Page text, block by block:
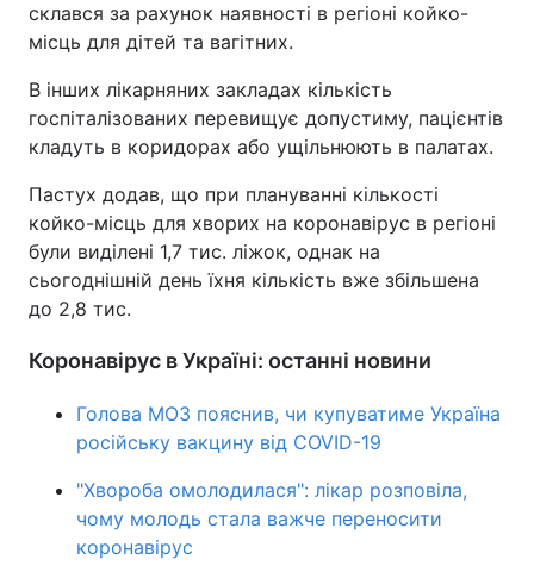
Тема оформлення
склався за рахунок наявності в регіоні койко-
місць для дітей та вагітних.
В інших лікарняних закладах кількість
госпіталізованих перевищує допустиму, пацієнтів
кладуть в коридорах або ущільнюють в палатах.
Пастух додав, що при плануванні кількості
койко-місць для хворих на коронавірус в регіоні
були виділені 1,7 тис. ліжок, однак на
сьогоднішній день їхня кількість вже збільшена
до 2,8 тис.
Коронавірус в Україні: останні новини
Голова МОЗ пояснив, чи купуватиме Україна
російську вакцину від COVID-19
"Хвороба омолодилася": лікар розповіла,
чому молодь стала важче переносити
коронавірус